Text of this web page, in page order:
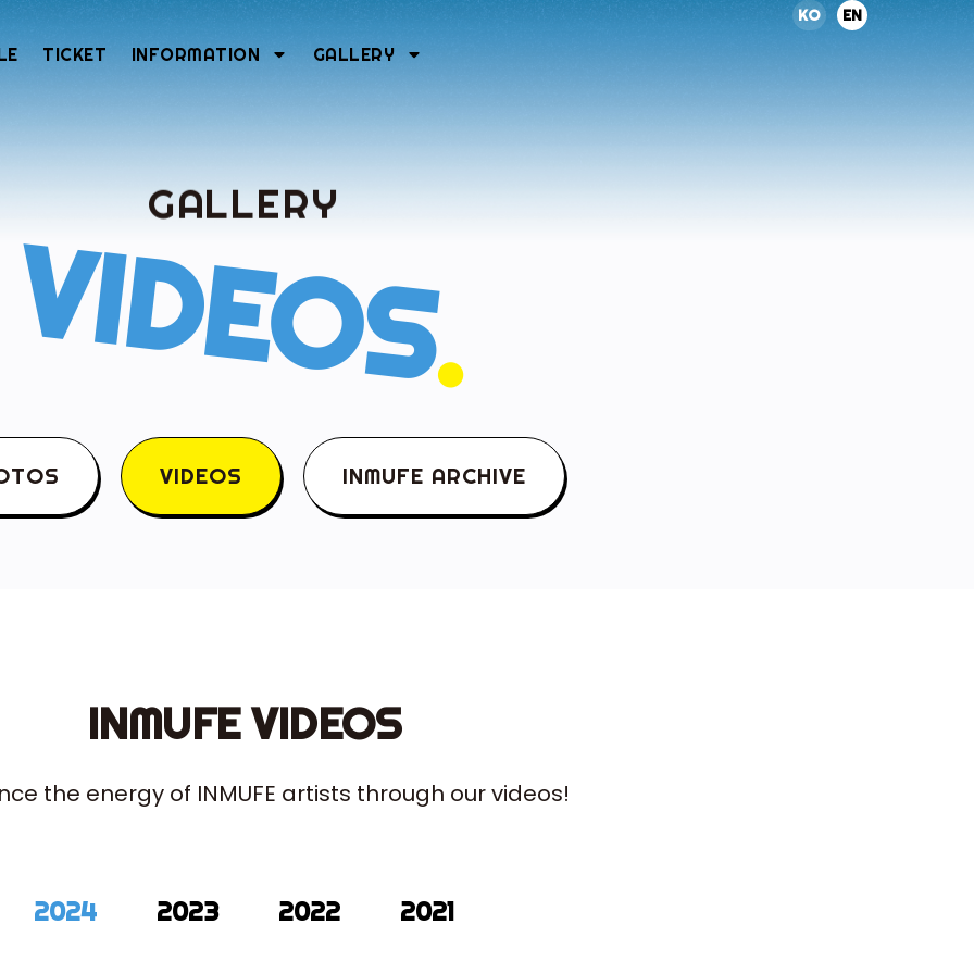
TICKET INFORMATION GALLERY
KO EN
GALLERY
VIDEOS.
VIDEOS INMUFE ARCHIVE
INMUFE VIDEOS
the energy of INMUFE artists through our videos!
2024 2023 2022 2021